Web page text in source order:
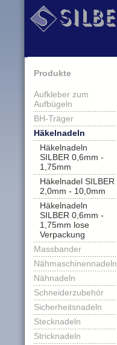
Produkte
Aufkleber zum
Aufbügeln
BH-Träger
Häkelnadeln
Häkelnadeln
SILBER 0,6mm -
1,75mm
Häkelnadel SILBER
2,0mm - 10,0mm
Häkelnadeln
SILBER 0,6mm -
1,75mm lose
Verpackung
Massbander
Nähmaschinennadeln
Nähnadeln
Schneiderzubehör
Sicherheitsnadeln
Stecknadeln
Stricknadeln